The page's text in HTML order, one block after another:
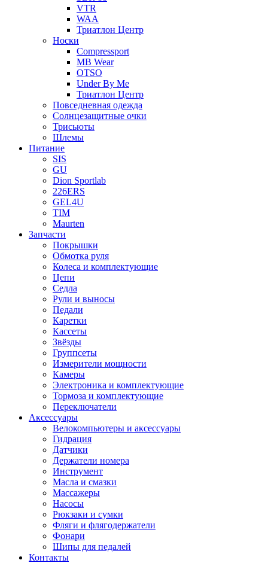
VTR
WAA
Триатлон Центр
Носки
Compressport
MB Wear
OTSO
Under By Me
Триатлон Центр
Повседневная одежда
Солнцезащитные очки
Трисьюты
Шлемы
Питание
SIS
GU
Dion Sportlab
226ERS
GEL4U
TIM
Maurten
Запчасти
Покрышки
Обмотка руля
Колеса и комплектующие
Цепи
Седла
Рули и выносы
Педали
Каретки
Кассеты
Звёзды
Группсеты
Измерители мощности
Камеры
Электроника и комплектующие
Тормоза и комплектующие
Переключатели
Аксессуары
Велокомпьютеры и аксессуары
Гидрация
Датчики
Держатели номера
Инструмент
Масла и смазки
Массажеры
Насосы
Рюкзаки и сумки
Фляги и флягодержатели
Фонари
Шипы для педалей
Контакты